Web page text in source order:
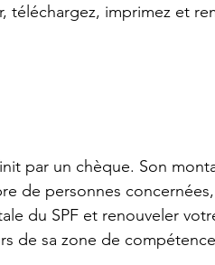
téléchargez, imprimez et
par un chèque. Son
de personnes
du SPF et renouveler
de sa zone de